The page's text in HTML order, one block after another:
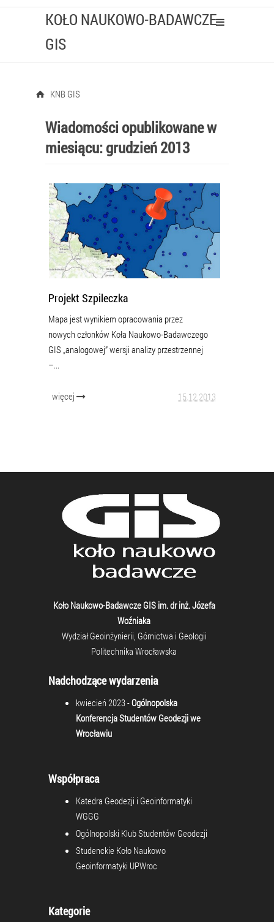
KOŁO NAUKOWO-BADAWCZE
GIS
KNB GIS
Wiadomości opublikowane w
miesiącu:grudzień 2013
Projekt Szpileczka
Mapa jest wynikiem opracowania przez
nowych członków Koła Naukowo-Badawczego
GIS „analogowej” wersji analizy przestrzennej
–...
więcej 15.12.2013
Koło Naukowo-Badawcze GIS im. dr inż. Józefa
Woźniaka
Wydział Geoinżynierii, Górnictwa i Geologii
Politechnika Wrocławska
Nadchodzące wydarzenia
kwiecień 2023 -Ogólnopolska
Konferencja Studentów Geodezji we
Wrocławiu
Współpraca
Katedra Geodezji i Geoinformatyki
WGGG
Ogólnopolski Klub Studentów Geodezji
Studenckie Koło Naukowo
Geoinformatyki UPWroc
Kategorie